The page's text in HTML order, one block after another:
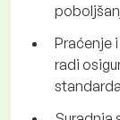
Praćenje
radi